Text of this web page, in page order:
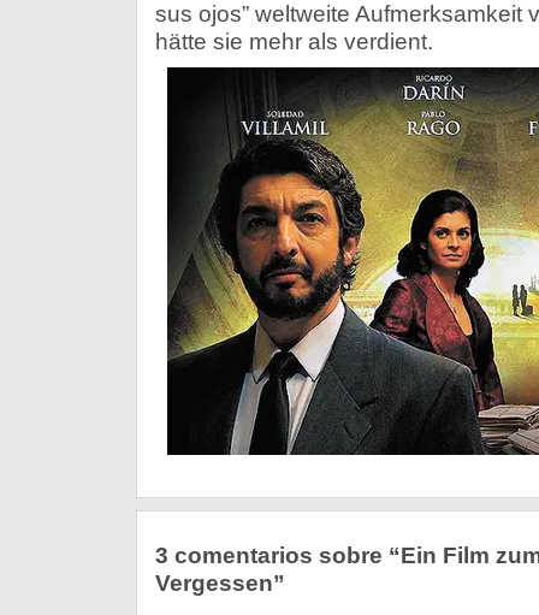
sus ojos” weltweite Aufmerksamkeit
hätte sie mehr als verdient.
3 comentarios sobre “Ein Film
Vergessen”